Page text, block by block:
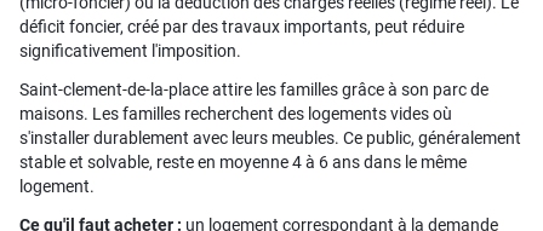
déficit foncier, créé par des travaux importants, peut réduire
significativement l'imposition.
Saint-clement-de-la-place attire les familles grâce à son parc de
maisons. Les familles recherchent des logements vides où
s'installer durablement avec leurs meubles. Ce public, généralement
stable et solvable, reste en moyenne 4 à 6 ans dans le même
logement.
Ce qu'il faut acheter : un logement correspondant à la demande